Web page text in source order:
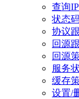
查询
状态
协议
回源
回源
服务
缓存
设置/